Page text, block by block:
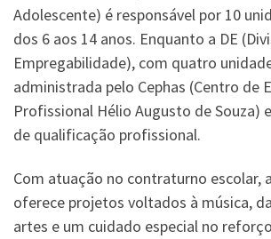
Adolescente) é responsável por 10
dos 6 aos 14 anos. Enquanto a DE
Empregabilidade), com quatro
administrada pelo Cephas (Centro de
Profissional Hélio Augusto de Souza)
de qualificação profissional.
Com atuação no contraturno escolar,
oferece projetos voltados à música,
artes e um cuidado especial no